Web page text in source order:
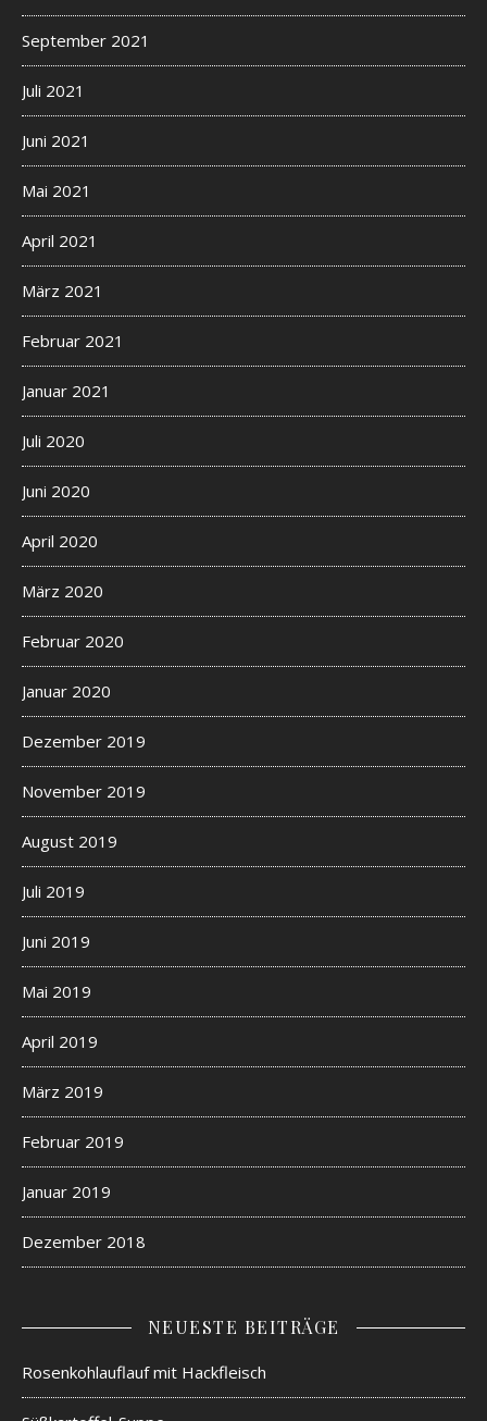
September 2021
Juli 2021
Juni 2021
Mai 2021
April 2021
März 2021
Februar 2021
Januar 2021
Juli 2020
Juni 2020
April 2020
März 2020
Februar 2020
Januar 2020
Dezember 2019
November 2019
August 2019
Juli 2019
Juni 2019
Mai 2019
April 2019
März 2019
Februar 2019
Januar 2019
Dezember 2018
NEUESTE BEITRÄGE
Rosenkohlauflauf mit Hackfleisch